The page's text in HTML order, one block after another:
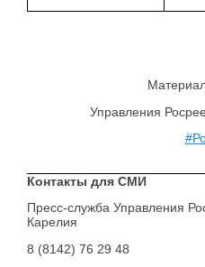
Управления
Контакты для СМИ
Пресс-служба Управления
Карелия
8 (8142) 76 29 48